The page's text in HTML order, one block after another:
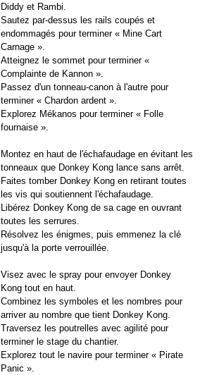
Diddy et Rambi.
Sautez par-dessus les rails coupés et
endommagés pour terminer « Mine Cart
Carnage ».
Atteignez le sommet pour terminer «
Complainte de Kannon ».
Passez d'un tonneau-canon à l'autre pour
terminer « Chardon ardent ».
Explorez Mékanos pour terminer « Folle
fournaise ».
Montez en haut de l'échafaudage en évitant les
tonneaux que Donkey Kong lance sans arrêt.
Faites tomber Donkey Kong en retirant toutes
les vis qui soutiennent l'échafaudage.
Libérez Donkey Kong de sa cage en ouvrant
toutes les serrures.
Résolvez les énigmes, puis emmenez la clé
jusqu'à la porte verrouillée.
Visez avec le spray pour envoyer Donkey
Kong tout en haut.
Combinez les symboles et les nombres pour
arriver au nombre que tient Donkey Kong.
Traversez les poutrelles avec agilité pour
terminer le stage du chantier.
Explorez tout le navire pour terminer « Pirate
Panic ».